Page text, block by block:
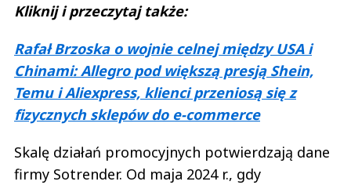
Kliknij i przeczytaj także:
Rafał Brzoska o wojnie celnej między USA i
Chinami: Allegro pod większą presją Shein,
Temu i Aliexpress, klienci przeniosą się z
fizycznych sklepów do e-commerce
Skalę działań promocyjnych potwierdzają dane
firmy Sotrender. Od maja 2024 r., gdy